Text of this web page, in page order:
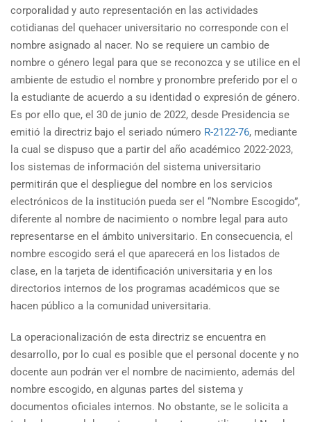
corporalidad y auto representación en las actividades
cotidianas del quehacer universitario no corresponde con el
nombre asignado al nacer. No se requiere un cambio de
nombre o género legal para que se reconozca y se utilice en el
ambiente de estudio el nombre y pronombre preferido por el o
la estudiante de acuerdo a su identidad o expresión de género.
Es por ello que, el 30 de junio de 2022, desde Presidencia se
emitió la directriz bajo el seriado número R-2122-76, mediante
la cual se dispuso que a partir del año académico 2022-2023,
los sistemas de información del sistema universitario
permitirán que el despliegue del nombre en los servicios
electrónicos de la institución pueda ser el “Nombre Escogido”,
diferente al nombre de nacimiento o nombre legal para auto
representarse en el ámbito universitario. En consecuencia, el
nombre escogido será el que aparecerá en los listados de
clase, en la tarjeta de identificación universitaria y en los
directorios internos de los programas académicos que se
hacen público a la comunidad universitaria.
La operacionalización de esta directriz se encuentra en
desarrollo, por lo cual es posible que el personal docente y no
docente aun podrán ver el nombre de nacimiento, además del
nombre escogido, en algunas partes del sistema y
documentos oficiales internos. No obstante, se le solicita a